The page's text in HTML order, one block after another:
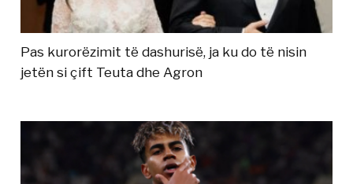
Pas kurorëzimit të dashurisë, ja ku do të nisin
jetën si çift Teuta dhe Agron